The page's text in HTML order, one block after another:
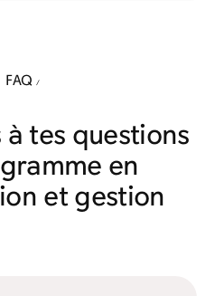
FAQ
tes questions
en
et gestion